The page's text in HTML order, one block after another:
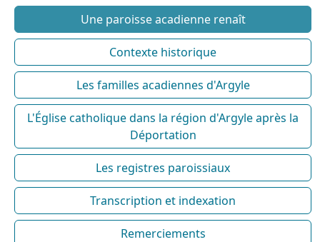
Une paroisse acadienne renaît
Contexte historique
Les familles acadiennes d'Argyle
L'Église catholique dans la région d'Argyle après la
Déportation
Les registres paroissiaux
Transcription et indexation
Remerciements